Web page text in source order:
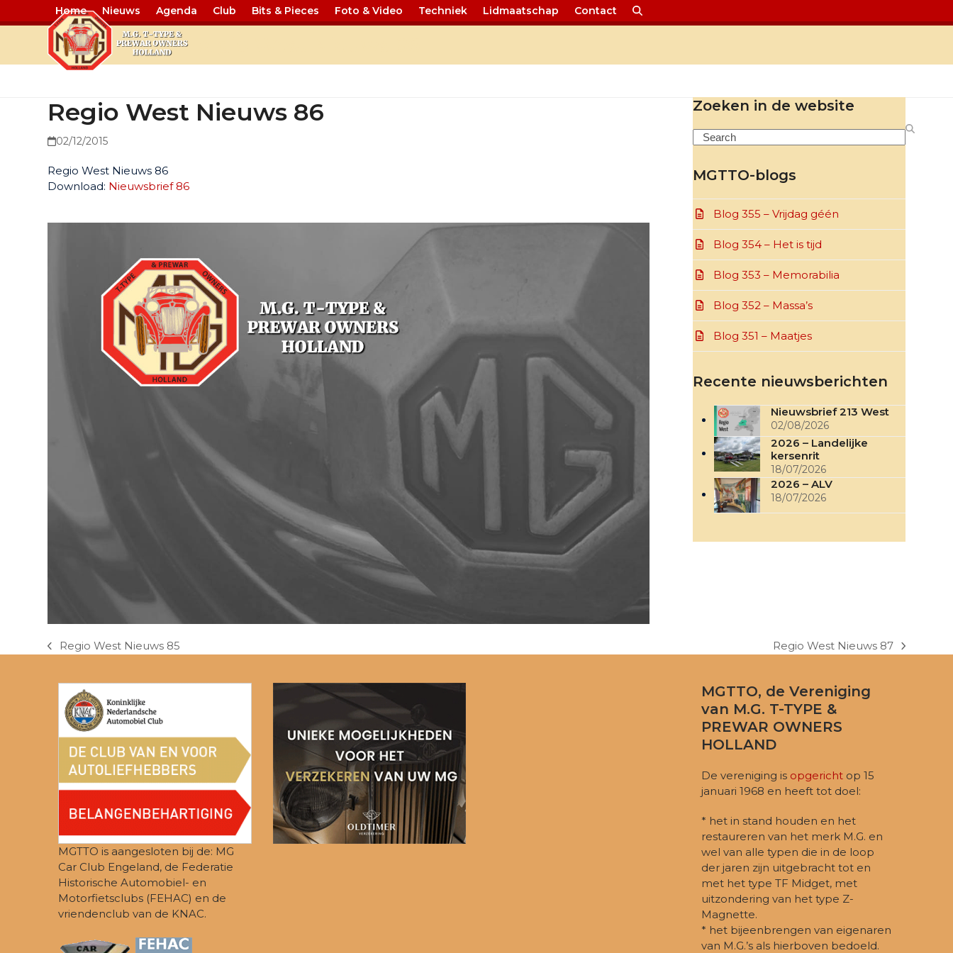
Home Nieuws Agenda Club Bits & Pieces Foto & Video Techniek Lidmaatschap Contact
Regio West Nieuws 86
02/12/2015
Regio West Nieuws 86
Download: Nieuwsbrief 86
Zoeken in de website
Search
MGTTO-blogs
Blog 355 – Vrijdag géén
Blog 354 – Het is tijd
Blog 353 – Memorabilia
Blog 352 – Massa’s
Blog 351 – Maatjes
Recente nieuwsberichten
Nieuwsbrief 213 West
02/08/2026
2026 – Landelijke
kersenrit
18/07/2026
2026 – ALV
18/07/2026
previous
Regio West Nieuws 85
next
Regio West Nieuws 87
MGTTO is aangesloten bij de: MG
Car Club Engeland, de Federatie
Historische Automobiel- en
Motorfietsclubs (FEHAC) en de
vriendenclub van de KNAC.
MGTTO, de Vereniging
van M.G. T-TYPE &
PREWAR OWNERS
HOLLAND
De vereniging is opgericht op 15
januari 1968 en heeft tot doel:
* het in stand houden en het
restaureren van het merk M.G. en
wel van alle typen die in de loop
der jaren zijn uitgebracht tot en
met het type TF Midget, met
uitzondering van het type Z-
Magnette.
* het bijeenbrengen van eigenaren
van M.G.’s als hierboven bedoeld.